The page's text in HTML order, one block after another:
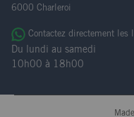
6000 Charleroi
Contactez directement les
Du lundi au samedi
10h00 à 18h00